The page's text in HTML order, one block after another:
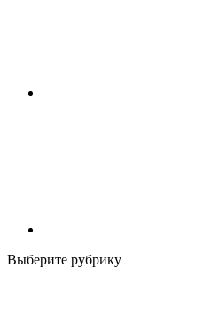
Выберите рубрику